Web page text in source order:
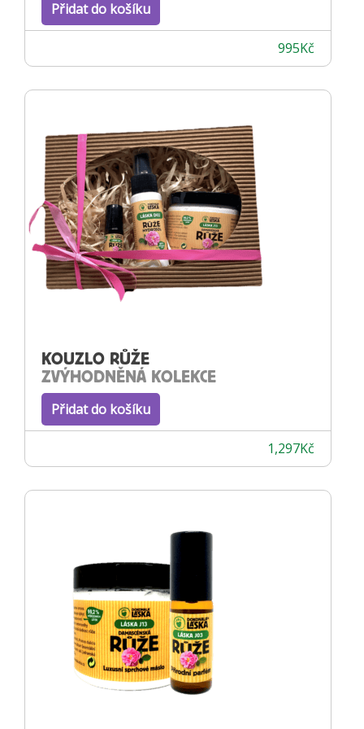
Přidat do košíku
995Kč
KOUZLO RŮŽE
ZVÝHODNĚNÁ KOLEKCE
Přidat do košíku
1,297Kč